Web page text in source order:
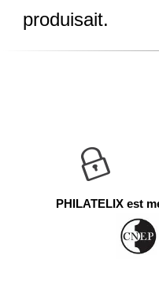
produisait.
PHILATELIX est